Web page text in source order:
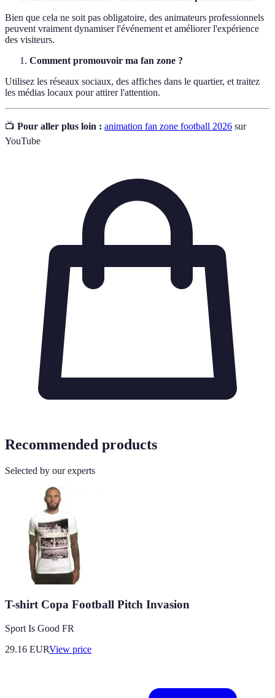
Bien que cela ne soit pas obligatoire, des animateurs professionnels
peuvent vraiment dynamiser l'événement et améliorer l'expérience
des visiteurs.
Comment promouvoir ma fan zone ?
Utilisez les réseaux sociaux, des affiches dans le quartier, et traitez
les médias locaux pour attirer l'attention.
📺 Pour aller plus loin : animation fan zone football 2026 sur
YouTube
Recommended products
Selected by our experts
T-shirt Copa Football Pitch Invasion
Sport Is Good FR
29.16 EURView price